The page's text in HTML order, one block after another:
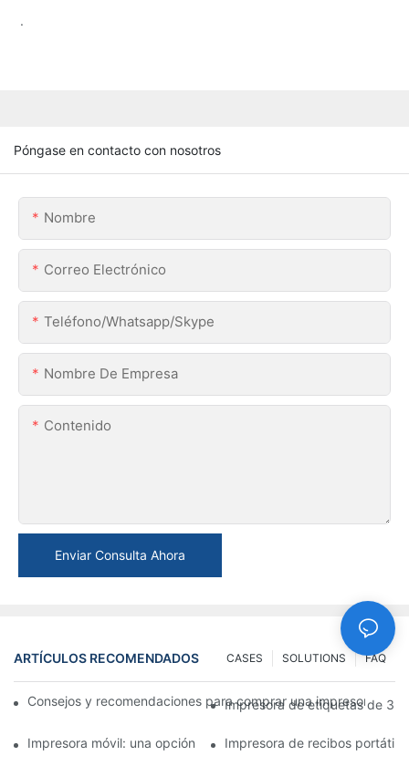
.
Póngase en contacto con nosotros
Nombre
Correo Electrónico
Teléfono/whatsapp/skype
Nombre De Empresa
Contenido
Enviar Consulta Ahora
ARTÍCULOS RECOMENDADOS FAQ
SOLUTIONS
CASES
Consejos y recomendaciones para comprar una impresora de
Impresora de etiquetas de 3
Impresora móvil: una opción conveniente para imprimir en
Impresora de recibos portátil: